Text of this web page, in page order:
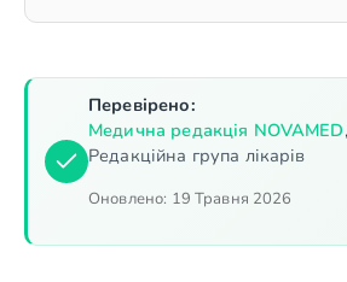
Перевірено:
Медична редакція NOVAMED,
Редакційна група лікарів
Оновлено: 19 Травня 2026